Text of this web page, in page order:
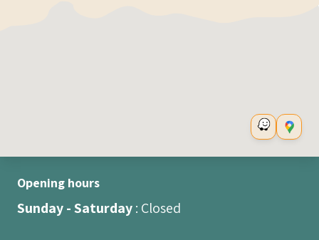
Opening hours
Sunday - Saturday: Closed